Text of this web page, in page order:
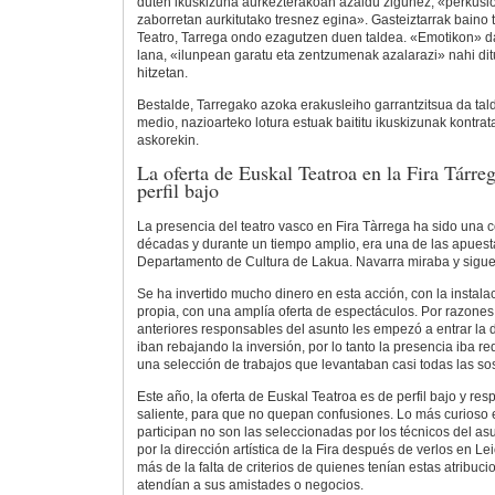
zaborretan aurkitutako tresnez egina». Gasteiztarrak baino
Teatro, Tarrega ondo ezagutzen duen taldea. «Emotikon»
lana, «ilunpean garatu eta zentzumenak azalarazi» nahi
hitzetan.
Bestalde, Tarregako azoka erakusleiho garrantzitsua da
medio, nazioarteko lotura estuak baititu ikuskizunak
askorekin.
La oferta de Euskal Teatroa en la Fira
perfil bajo
La presencia del teatro vasco en Fira Tàrrega ha sido una
décadas y durante un tiempo amplio, era una de las
Departamento de Cultura de Lakua. Navarra miraba y
Se ha invertido mucho dinero en esta acción, con la
propia, con una amplía oferta de espectáculos. Por
anteriores responsables del asunto les empezó a entrar la
iban rebajando la inversión, por lo tanto la presencia iba
una selección de trabajos que levantaban casi todas las
Este año, la oferta de Euskal Teatroa es de perfil bajo y
saliente, para que no quepan confusiones. Lo más curioso
participan no son las seleccionadas por los técnicos del
por la dirección artística de la Fira después de verlos en
más de la falta de criterios de quienes tenían estas
atendían a sus amistades o negocios.